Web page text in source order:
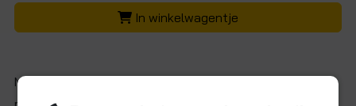
In winkelwagentje
Messing vernikkelde knelkoppeling (sok) voor 16 x 2 mm